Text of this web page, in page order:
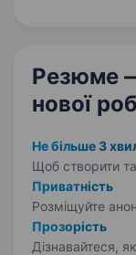
Резюме
нової
Не більше 3
Щоб створити
Приватність
Розміщуйте
Прозорість
Дізнавайтеся,